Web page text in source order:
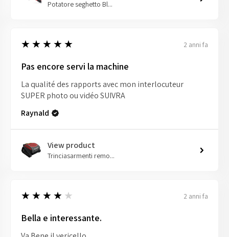
Potatore seghetto Bl...
5
★★★★★ 2 anni fa
Pas encore servi la machine
La qualité des rapports avec mon interlocuteur
SUPER photo ou vidéo SUIVRA
Raynald
View product
Trinciasarmenti remo...
4
★★★★★ 2 anni fa
Bella e interessante.